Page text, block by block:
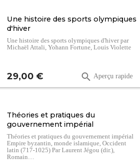
Une histoire des sports olympiques
d'hiver
Une histoire des sports olympiques d'hiver par
Michaël Attali, Yohann Fortune, Louis Violette
Prix
29,00 €  Aperçu rapide
Théories et pratiques du
gouvernement impérial
Théories et pratiques du gouvernement impérial
Empire byzantin, monde islamique, Occident
latin (717-1025) Par Laurent Jégou (dir.),
Romain…